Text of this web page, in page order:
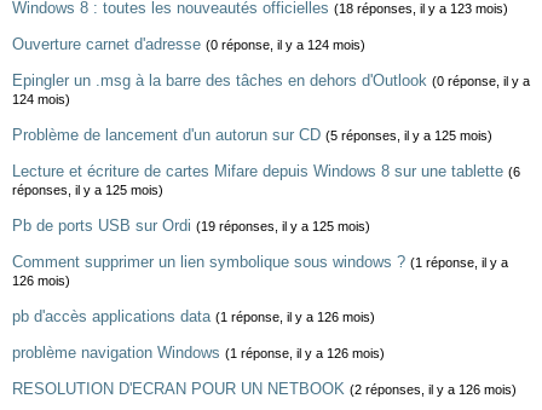
Windows 8 : toutes les nouveautés officielles (18 réponses, il y a 123 mois)
Ouverture carnet d'adresse (0 réponse, il y a 124 mois)
Epingler un .msg à la barre des tâches en dehors d'Outlook (0 réponse, il y a
124 mois)
Problème de lancement d'un autorun sur CD (5 réponses, il y a 125 mois)
Lecture et écriture de cartes Mifare depuis Windows 8 sur une tablette (6
réponses, il y a 125 mois)
Pb de ports USB sur Ordi (19 réponses, il y a 125 mois)
Comment supprimer un lien symbolique sous windows ? (1 réponse, il y a
126 mois)
pb d'accès applications data (1 réponse, il y a 126 mois)
problème navigation Windows (1 réponse, il y a 126 mois)
RESOLUTION D'ECRAN POUR UN NETBOOK (2 réponses, il y a 126 mois)